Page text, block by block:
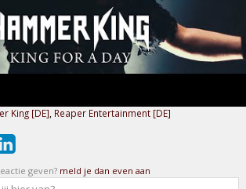
King [DE] Reaper Entertainment [DE]
geven? meld je dan even aan